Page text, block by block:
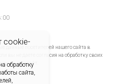
cookie-
обработку
сайта,
данные посетителей нашего сайта в
вы не даете согласия на обработку своих
наш сайт.